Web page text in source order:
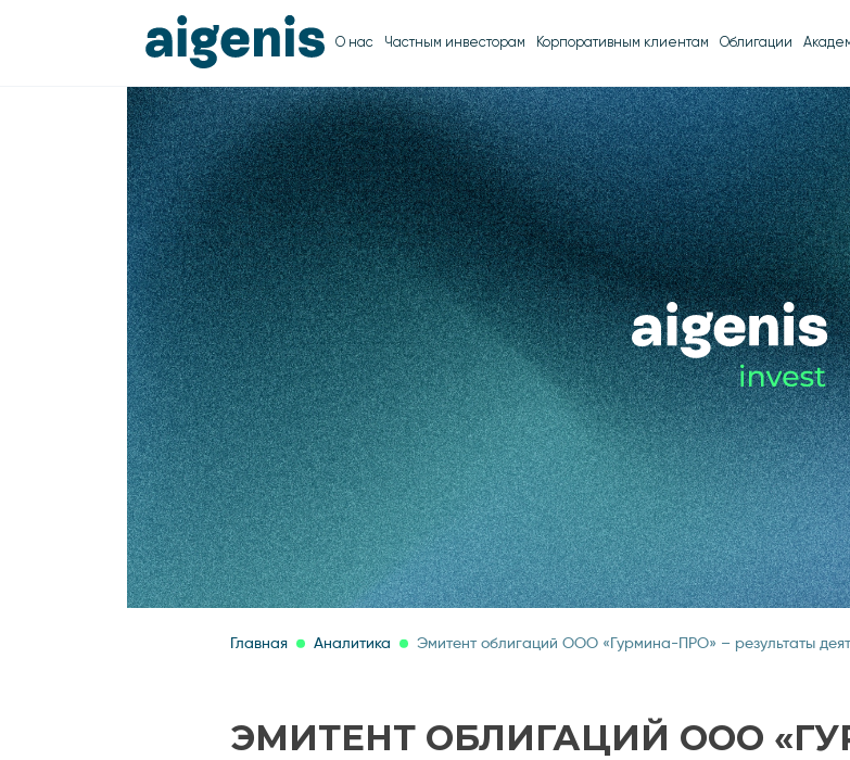
О нас Частным инвесторам Корпоративным клиентам Облигации
Главная Аналитика Эмитент облигаций ООО «Гурмина-ПРО» – результаты
ЭМИТЕНТ ОБЛИГАЦИЙ ООО